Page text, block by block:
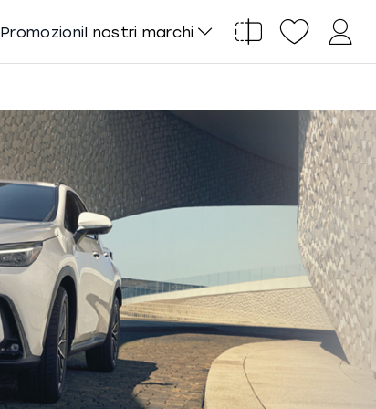
PromozioniI nostri marchi